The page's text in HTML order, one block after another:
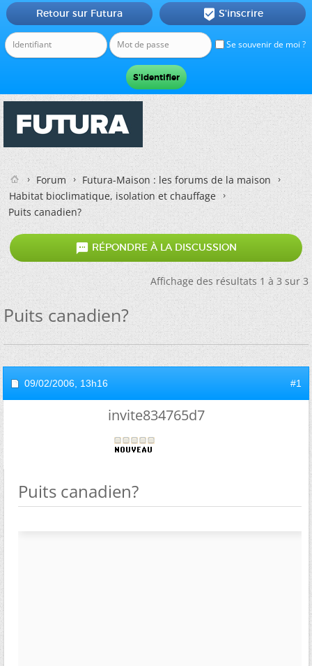
Se souvenir de moi ?
Retour sur Futura  S'inscrire
Forum
Futura-Maison : les forums de la maison
Habitat bioclimatique, isolation et chauffage
Puits canadien?
 RÉPONDRE À LA DISCUSSION
Affichage des résultats 1 à 3 sur 3
Puits canadien?
09/02/2006, 13h16 #1
invite834765d7
Puits canadien?